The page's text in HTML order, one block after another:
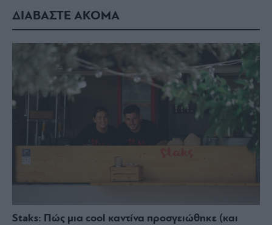
ΔΙΑΒΑΣΤΕ ΑΚΟΜΑ
Staks: Πώς μια cool καντίνα προσγειώθηκε (και